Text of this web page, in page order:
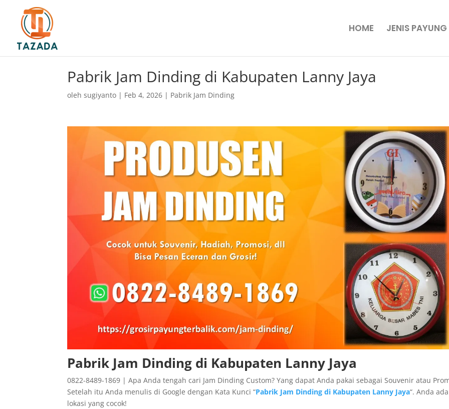
HOME JENIS PAYUNG
Pabrik Jam Dinding di Kabupaten Lanny Jaya
olehsugiyanto | Feb 4, 2026 | Pabrik Jam Dinding
Pabrik Jam Dinding di Kabupaten Lanny Jaya
0822-8489-1869 | Apa Anda tengah cari Jam Dinding Custom? Yang dapat Anda pakai sebagai Souvenir atau
Setelah itu Anda menulis di Google dengan Kata Kunci “Pabrik Jam Dinding di Kabupaten Lanny Jaya“. Anda
lokasi yang cocok!